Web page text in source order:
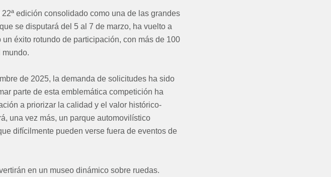
edición consolidado como una de las grandes
se disputará del 5 al 7 de marzo, ha vuelto a
éxito rotundo de participación, con más de 100
de 2025, la demanda de solicitudes ha sido
parte de esta emblemática competición ha
a priorizar la calidad y el valor histórico-
una vez más, un parque automovilístico
difícilmente pueden verse fuera de eventos de
en un museo dinámico sobre ruedas.